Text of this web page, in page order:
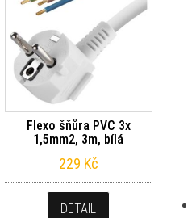
Flexo šňůra PVC 3x
1,5mm2, 3m, bílá
229 Kč
DETAIL